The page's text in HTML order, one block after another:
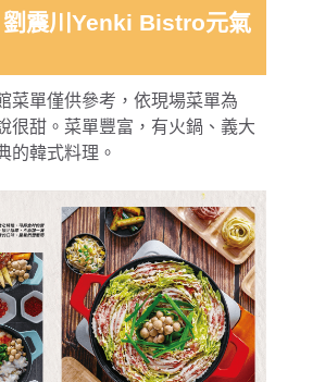
劉震川Yenki Bistro元氣
菜單僅供參考，依現場菜單為
很甜。菜單豐富，有火鍋、義大
的韓式料理。